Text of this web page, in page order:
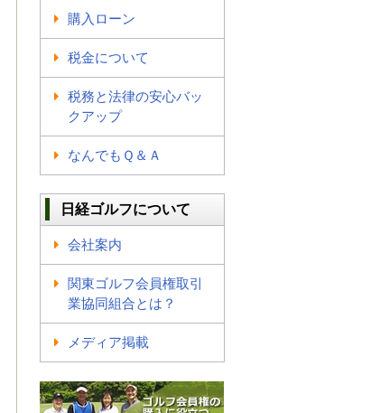
購入ローン
税金について
税務と法律の安心バッ
クアップ
なんでもＱ＆Ａ
日経ゴルフについて
会社案内
関東ゴルフ会員権取引
業協同組合とは？
メディア掲載